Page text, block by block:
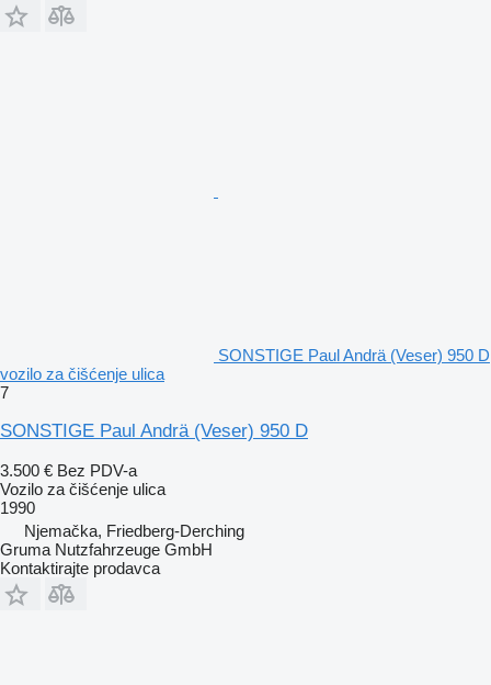
SONSTIGE Paul Andrä (Veser) 950 D
vozilo za čišćenje ulica
7
SONSTIGE Paul Andrä (Veser) 950 D
3.500 € Bez PDV-a
Vozilo za čišćenje ulica
1990
Njemačka, Friedberg-Derching
Gruma Nutzfahrzeuge GmbH
Kontaktirajte prodavca